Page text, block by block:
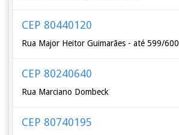
CEP 80440120
Rua Major Heitor Guimarães - até 599/600
CEP 80240640
Rua Marciano Dombeck
CEP 80740195